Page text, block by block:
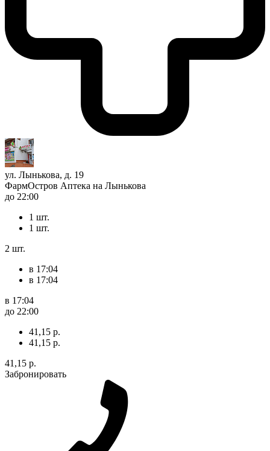
ул. Лынькова, д. 19
ФармОстров Аптека на Лынькова
до 22:00
1 шт.
1 шт.
2 шт.
в 17:04
в 17:04
в 17:04
до 22:00
41,15 р.
41,15 р.
41,15 р.
Забронировать